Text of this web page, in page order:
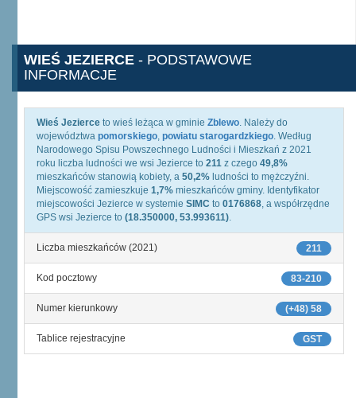
WIEŚ JEZIERCE - PODSTAWOWE
INFORMACJE
Wieś Jezierce to wieś leżąca w gminie Zblewo. Należy do
województwa pomorskiego, powiatu starogardzkiego. Według
Narodowego Spisu Powszechnego Ludności i Mieszkań z 2021
roku liczba ludności we wsi Jezierce to 211 z czego 49,8%
mieszkańców stanowią kobiety, a 50,2% ludności to mężczyźni.
Miejscowość zamieszkuje 1,7% mieszkańców gminy. Identyfikator
miejscowości Jezierce w systemie SIMC to 0176868, a współrzędne
GPS wsi Jezierce to (18.350000, 53.993611).
211
Liczba mieszkańców (2021)
83-210
Kod pocztowy
(+48) 58
Numer kierunkowy
GST
Tablice rejestracyjne